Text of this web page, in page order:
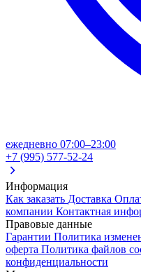
ежедневно 07:00–23:00
+7 (995) 577-52-24
Информация
Как заказать Доставка
компании Контактная
Правовые данные
Гарантии Политика
оферта Политика файлов
конфиденциальности